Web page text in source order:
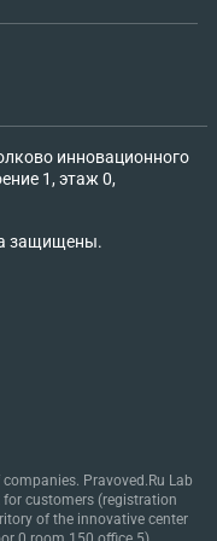
смену, на что
В общем в
беременную,
Я не знаю,
еще вопрос:
а, если она
в
писала мне,
соответственно,
инновационного
1, этаж 0,
защищены.
Pravoved.Ru Lab
customers (registration
of the innovative center